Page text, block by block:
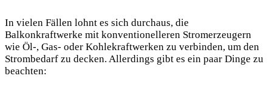
In vielen Fällen lohnt es sich durchaus, die
Balkonkraftwerke mit konventionelleren Stromerzeugern
wie Öl-, Gas- oder Kohlekraftwerken zu verbinden, um den
Strombedarf zu decken. Allerdings gibt es ein paar Dinge zu
beachten: